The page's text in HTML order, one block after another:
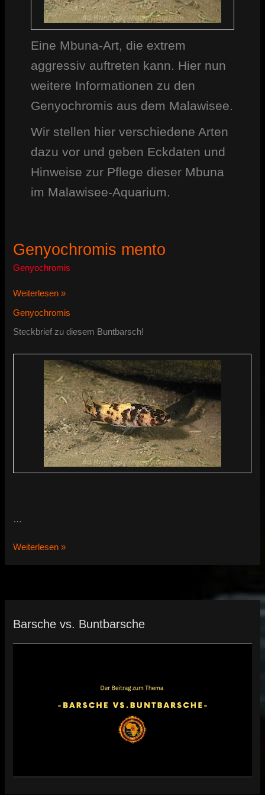
Eine Mbuna-Art, die extrem
aggressiv auftreten kann. Hier nun
weitere Informationen zu den
Genyochromis aus dem Malawisee.
Wir stellen hier verschiedene Arten
dazu vor und geben Eckdaten und
Hinweise zur Pflege dieser Mbuna
im Malawisee-Aquarium.
Genyochromis mento
Genyochromis
Genyochromis
Weiterlesen »
Genyochromis
Steckbrief zu diesem Buntbarsch!
…
Genyochromis
Weiterlesen »
Barsche vs. Buntbarsche